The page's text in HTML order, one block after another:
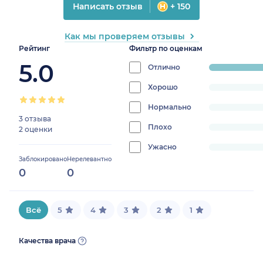
Рейтинг
5.0
3 отзыва
2 оценки
Заблокировано
0
Нерелевантно
0
Фильтр по оценкам
Отлично
progress:
Хорошо
0%
Нормально
0%
Плохо
progress:
Ужасно
0%
Написать отзыв + 150
Как мы проверяем отзывы
Всё 5 4 3 2 1
Качества врача